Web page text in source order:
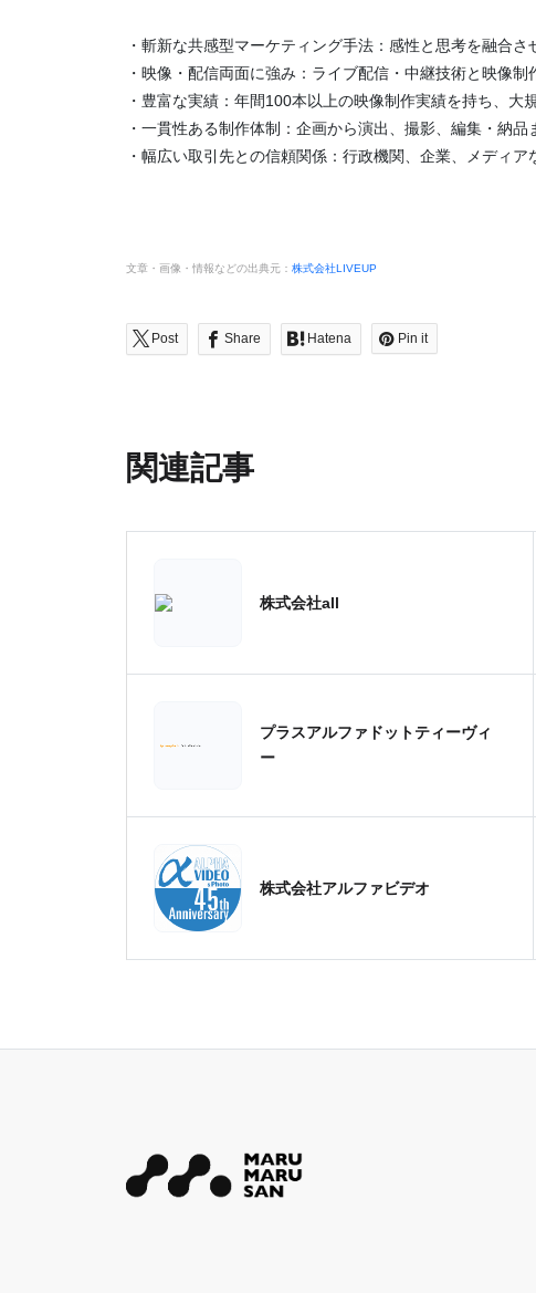
・斬新な共感型マーケティング手法：感性と思考を融合
・映像・配信両面に強み：ライブ配信・中継技術と映像制
・豊富な実績：年間100本以上の映像制作実績を持ち、大
・一貫性ある制作体制：企画から演出、撮影、編集・納
・幅広い取引先との信頼関係：行政機関、企業、メディ
文章・画像・情報などの出典元： 株式会社LIVEUP
Post Share Hatena Pin it
関連記事
株式会社all
プラスアルファドットティーヴィ
ー
株式会社アルファビデオ